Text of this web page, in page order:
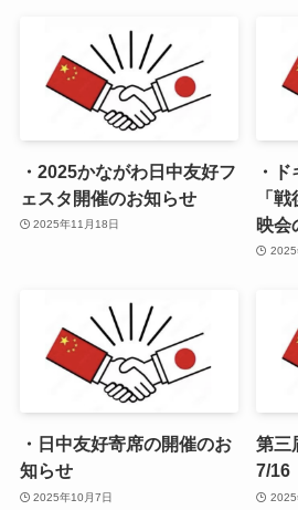
・2025かながわ日中友好フ
ェスタ開催のお知らせ
2025年11月18日
・
「
映会
2025
・日中友好寄席の開催のお
知らせ
2025年10月7日
第三
7/16
2025